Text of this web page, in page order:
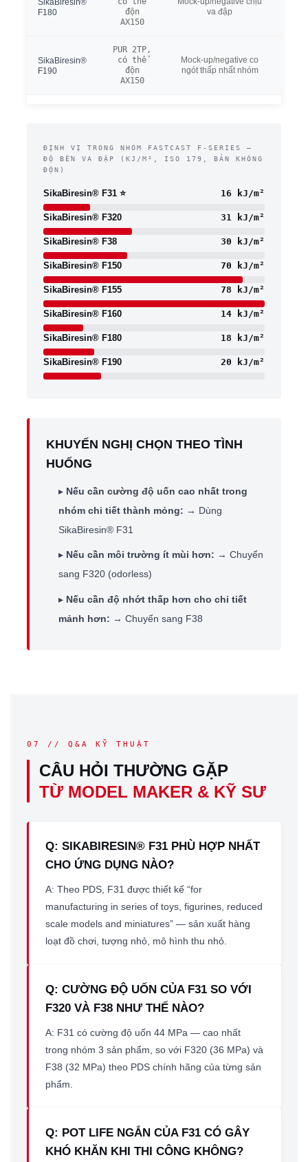
F180
độn
AX150
va đập
SikaBiresin®
F190
PUR 2TP,
có thể
độn
AX150
Mock-up/negative co
ngót thấp nhất nhóm
ĐỊNH VỊ TRONG NHÓM FASTCAST F-SERIES —
ĐỘ BỀN VA ĐẬP (KJ/M², ISO 179, BẢN KHÔNG
ĐỘN)
SikaBiresin® F31 ⭐ 16 kJ/m²
SikaBiresin® F320 31 kJ/m²
SikaBiresin® F38 30 kJ/m²
SikaBiresin® F150 70 kJ/m²
SikaBiresin® F155 78 kJ/m²
SikaBiresin® F160 14 kJ/m²
SikaBiresin® F180 18 kJ/m²
SikaBiresin® F190 20 kJ/m²
KHUYẾN NGHỊ CHỌN THEO TÌNH
HUỐNG
▸ Nếu cần cường độ uốn cao nhất trong
nhóm chi tiết thành mỏng: → Dùng
SikaBiresin® F31
▸ Nếu cần môi trường ít mùi hơn: → Chuyển
sang F320 (odorless)
▸ Nếu cần độ nhớt thấp hơn cho chi tiết
mảnh hơn: → Chuyển sang F38
07 // Q&A KỸ THUẬT
CÂU HỎI THƯỜNG GẶP
TỪ MODEL MAKER & KỸ SƯ
Q: SIKABIRESIN® F31 PHÙ HỢP NHẤT
CHO ỨNG DỤNG NÀO?
A: Theo PDS, F31 được thiết kế “for
manufacturing in series of toys, figurines, reduced
scale models and miniatures” — sản xuất hàng
loạt đồ chơi, tượng nhỏ, mô hình thu nhỏ.
Q: CƯỜNG ĐỘ UỐN CỦA F31 SO VỚI
F320 VÀ F38 NHƯ THẾ NÀO?
A: F31 có cường độ uốn 44 MPa — cao nhất
trong nhóm 3 sản phẩm, so với F320 (36 MPa) và
F38 (32 MPa) theo PDS chính hãng của từng sản
phẩm.
Q: POT LIFE NGẮN CỦA F31 CÓ GÂY
KHÓ KHĂN KHI THI CÔNG KHÔNG?